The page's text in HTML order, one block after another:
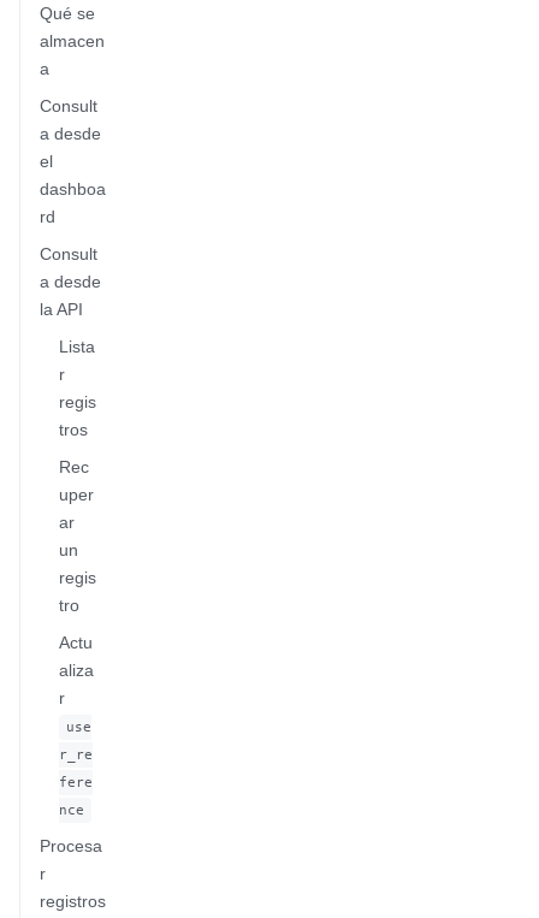
Qué se
almacen
a
Consult
a desde
el
dashboa
rd
Consult
a desde
la API
Lista
r
regis
tros
Rec
uper
ar
un
regis
tro
Actu
aliza
r
use
r_re
fere
nce
Procesa
r
registros